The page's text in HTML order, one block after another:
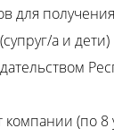
а и дети)
компании (по 8